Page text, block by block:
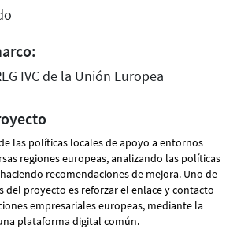
IVC de la Unión Europea
las políticas locales de apoyo a entornos
regiones europeas, analizando las políticas
recomendaciones de mejora. Uno de
del proyecto es reforzar el enlace y contacto
empresariales europeas, mediante la
plataforma digital común.